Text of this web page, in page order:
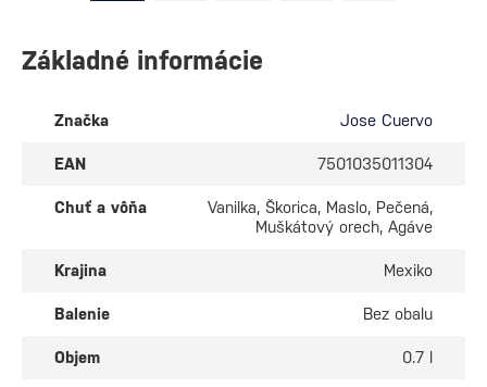
Základné informácie
Značka Jose Cuervo
EAN 7501035011304
Chuť a vôňa
Vanilka, Škorica, Maslo, Pečená,
Muškátový orech, Agáve
Krajina Mexiko
Balenie Bez obalu
Objem 0.7 l